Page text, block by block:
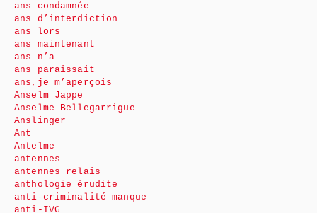
ans condamnée
ans d’interdiction
ans lors
ans maintenant
ans n’a
ans paraissait
ans,je m’aperçois
Anselm Jappe
Anselme Bellegarrigue
Anslinger
Ant
Antelme
antennes
antennes relais
anthologie érudite
anti-criminalité manque
anti-IVG